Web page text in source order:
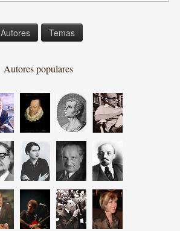
Autores Temas
Autores populares